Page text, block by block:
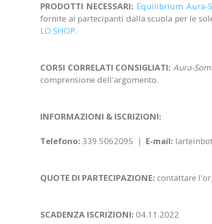
PRODOTTI NECESSARI: Equilibrium Aura-
fornite ai partecipanti dalla scuola per le
LO SHOP.
CORSI CORRELATI CONSIGLIATI: Aura-
comprensione dell'argomento.
INFORMAZIONI & ISCRIZIONI:
Telefono: 339 5062095 | E-mail:
QUOTE DI PARTECIPAZIONE: contattare
SCADENZA ISCRIZIONI: 04.11.2022